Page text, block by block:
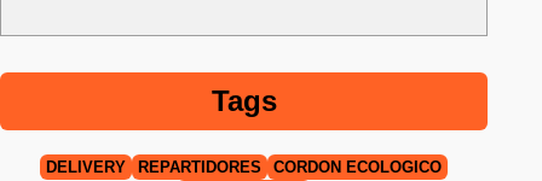
Tags
DELIVERY REPARTIDORES
CORDÓN ECOLÓGICO